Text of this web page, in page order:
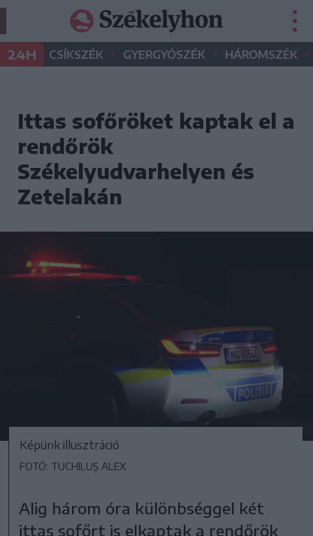
24H CSÍKSZÉK • GYERGYÓSZÉK • HÁROMSZÉK •
Ittas sofőröket kaptak el a
rendőrök
Székelyudvarhelyen és
Zetelakán
Képünk illusztráció
FOTÓ: TUCHILUȘ ALEX
Alig három óra különbséggel két
ittas sofőrt is elkaptak a rendőrök